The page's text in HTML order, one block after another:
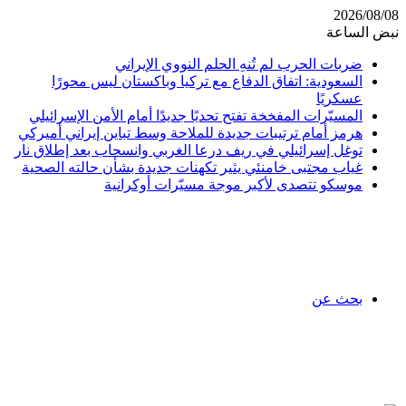
2026/08/08
نبض الساعة
ضربات الحرب لم تُنهِ الحلم النووي الإيراني
السعودية: اتفاق الدفاع مع تركيا وباكستان ليس محورًا
عسكريًا
المسيّرات المفخخة تفتح تحديًا جديدًا أمام الأمن الإسرائيلي
هرمز أمام ترتيبات جديدة للملاحة وسط تباين إيراني أميركي
توغل إسرائيلي في ريف درعا الغربي وانسحاب بعد إطلاق نار
غياب مجتبى خامنئي يثير تكهنات جديدة بشأن حالته الصحية
موسكو تتصدى لأكبر موجة مسيّرات أوكرانية
بحث عن